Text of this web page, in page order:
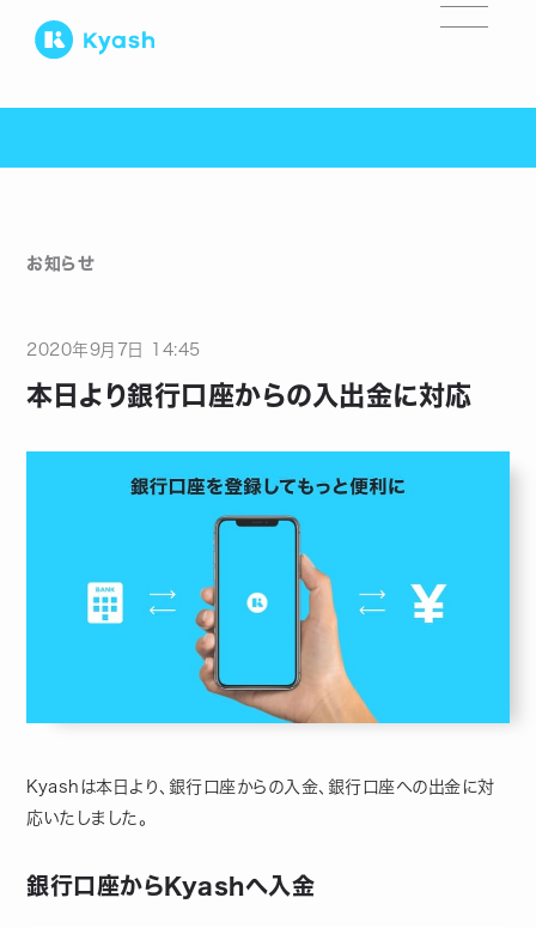
お知らせ
2020年9月 7 日 14:45
本日より銀行口座からの入出金に対応
Kyashは本日より、銀行口座からの入金、銀行口座への出金に対
応いたしました。
銀行口座からKyashへ入金